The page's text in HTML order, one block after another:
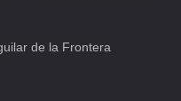
de la Frontera